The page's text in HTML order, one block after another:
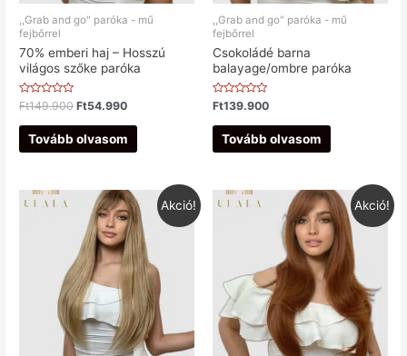
,,Grab and go" paróka - mű
fejbőrrel
70% emberi haj – Hosszú
világos szőke paróka
Értékelés:
0
/
Ft149.900 Ft54.990
Tovább olvasom
,,Grab and go" paróka - mű
fejbőrrel
Csokoládé barna
balayage/ombre paróka
Értékelés:
0
/
Ft139.900
Tovább olvasom
Akció! Akció!